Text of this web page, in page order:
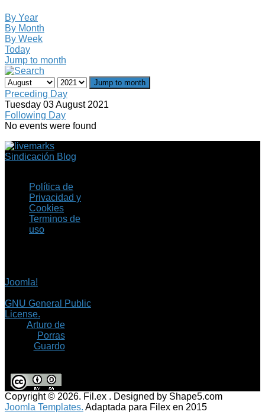
By Year
By Month
By Week
Today
Jump to month
Jump to month
Preceding Day
Tuesday 03 August 2021
Following Day
No events were found
Sindicación Blog
Política de
Privacidad y
Cookies
Terminos de
uso
Joomla!
GNU General Public
License.
Arturo de
Porras
Guardo
Copyright © 2026. Fil.ex . Designed by Shape5.com
Joomla Templates. Adaptada para Filex en 2015